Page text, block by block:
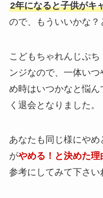
2年になると子供がキ
ので、もういいかな？
こどもちゃれんじぷ
ンジなので、一体い
め時はいつかなと悩
く退会となりました。
あなたも同じ様にや
がやめる！と決めた
参考にしてみて下さい